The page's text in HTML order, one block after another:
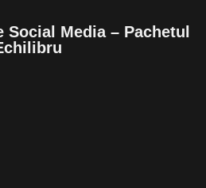
Media – Pachetul